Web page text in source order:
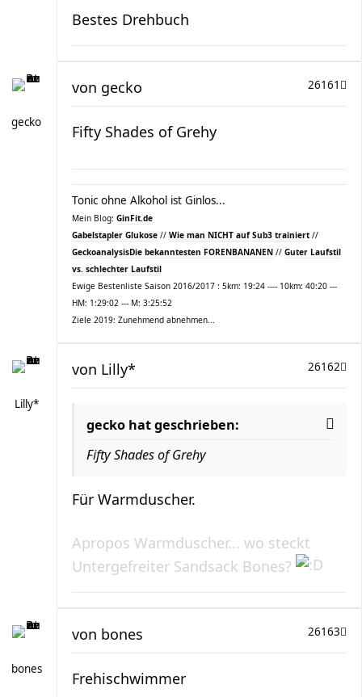
Bestes Drehbuch
gecko
26161
von gecko
Fifty Shades of Grehy
Tonic ohne Alkohol ist Ginlos...
Mein Blog: GinFit.de
Gabelstapler Glukose // Wie man NICHT auf Sub3 trainiert //
GeckoanalysisDie bekanntesten FORENBANANEN // Guter Laufstil
vs. schlechter Laufstil
Ewige Bestenliste Saison 2016/2017 : 5km: 19:24 ---- 10km: 40:20 ---
HM: 1:29:02 --- M: 3:25:52
Ziele 2019: Zunehmend abnehmen...
Lilly*
26162
von Lilly*
gecko hat geschrieben:
Fifty Shades of Grehy
Für Warmduscher.
Apropos Warmduscher... wo steckt
Untergefreiter Sandsack Bones?
bones
26163
von bones
Frehischwimmer